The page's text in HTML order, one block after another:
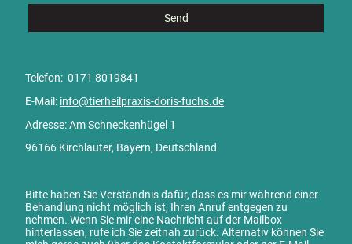
Send
Telefon: 0171 8019841
E-Mail: info@tierheilpraxis-doris-fuchs.de
Adresse: Am Schneckenhügel 1
96166 Kirchlauter, Bayern, Deutschland
Bitte haben Sie Verständnis dafür, dass es mir während einer
Behandlung nicht möglich ist, Ihren Anruf entgegen zu
nehmen. Wenn Sie mir eine Nachricht auf der Mailbox
hinterlassen, rufe ich Sie zeitnah zurück. Alternativ können Sie